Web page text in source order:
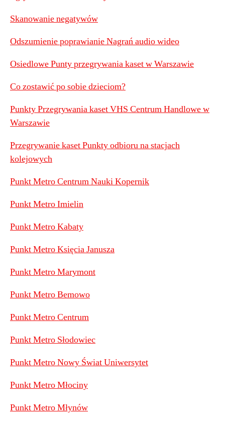
Skanowanie negatywów
Odszumienie poprawianie Nagrań audio wideo
Osiedlowe Punty przegrywania kaset w Warszawie
Co zostawić po sobie dzieciom?
Punkty Przegrywania kaset VHS Centrum Handlowe w
Warszawie
Przegrywanie kaset Punkty odbioru na stacjach
kolejowych
Punkt Metro Centrum Nauki Kopernik
Punkt Metro Imielin
Punkt Metro Kabaty
Punkt Metro Księcia Janusza
Punkt Metro Marymont
Punkt Metro Bemowo
Punkt Metro Centrum
Punkt Metro Słodowiec
Punkt Metro Nowy Świat Uniwersytet
Punkt Metro Młociny
Punkt Metro Młynów